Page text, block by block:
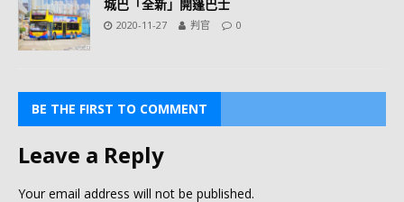
城巴「全新」開篷巴士
2020-11-27 判官 0
BE THE FIRST TO COMMENT
Leave a Reply
Your email address will not be published.